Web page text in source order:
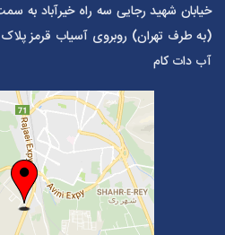
خیابان شهید رجایی سه راه خیرآباد به
آب دات کام